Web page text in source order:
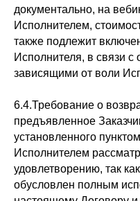
документально, на
Исполнителем,
также подлежит
Исполнителя, в связи с
зависящими от воли
6.4.Требование о
предъявленное
установленного
Исполнителем
удовлетворению, так
обусловлен полным